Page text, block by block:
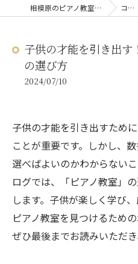
相模原のピアノ教室なら株式会社MU’s コラム
子供の才能を引き出す
の選び方
2024/07/10
子供の才能を引き出すため
ことが重要です。しかし、
選べばよいのかわからない
ログでは、「ピアノ教室」
します。子供が楽しく学び
ピアノ教室を見つけるため
ぜひ最後までお読みいただ